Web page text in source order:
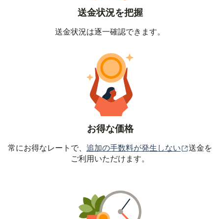
送金状況を把握
送金状況は逐一確認できます。
お得な価格
常にお得なレートで、 追加の手数料が発生しない （別ウ
送金を
ご利用いただけます。